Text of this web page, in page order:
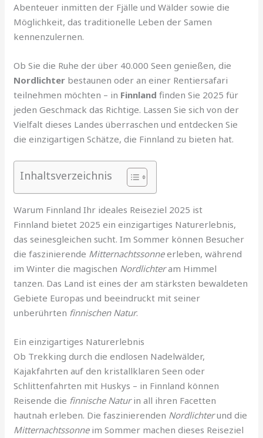
Abenteuer inmitten der Fjälle und Wälder sowie die
Möglichkeit, das traditionelle Leben der Samen
kennenzulernen.
Ob Sie die Ruhe der über 40.000 Seen genießen, die
Nordlichter bestaunen oder an einer Rentiersafari
teilnehmen möchten – in Finnland finden Sie 2025 für
jeden Geschmack das Richtige. Lassen Sie sich von der
Vielfalt dieses Landes überraschen und entdecken Sie
die einzigartigen Schätze, die Finnland zu bieten hat.
Inhaltsverzeichnis
Warum Finnland Ihr ideales Reiseziel 2025 ist
Finnland bietet 2025 ein einzigartiges Naturerlebnis,
das seinesgleichen sucht. Im Sommer können Besucher
die faszinierende Mitternachtssonneerleben, während
im Winter die magischen Nordlichteram Himmel
tanzen. Das Land ist eines der am stärksten bewaldeten
Gebiete Europas und beeindruckt mit seiner
unberührten finnischen Natur.
Ein einzigartiges Naturerlebnis
Ob Trekking durch die endlosen Nadelwälder,
Kajakfahrten auf den kristallklaren Seen oder
Schlittenfahrten mit Huskys – in Finnland können
Reisende die finnische Naturin all ihren Facetten
hautnah erleben. Die faszinierenden Nordlichterund die
Mitternachtssonneim Sommer machen dieses Reiseziel